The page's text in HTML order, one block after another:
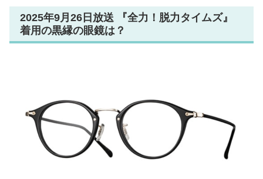
2025年9月26日放送 『全力！脱力タイムズ』
着用の黒縁の眼鏡は？